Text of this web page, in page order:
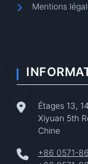
Mentions
Étages 13,
Xiyuan 5th
Chine
+86 0571-